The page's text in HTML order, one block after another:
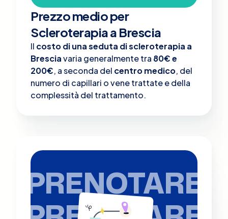
Prezzo medio per
Scleroterapia a Brescia
Il costo di una seduta di scleroterapia a
Bresciavaria generalmente tra 80€ e
200€, a seconda del centro medico, del
numero di capillari o vene trattate e della
complessità del trattamento.
PRENOTARE